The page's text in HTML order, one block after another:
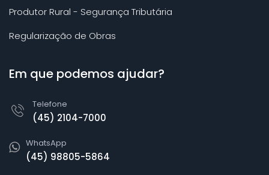
Produtor Rural - Segurança Tributária
Regularização de Obras
Em que podemos ajudar?
Telefone
(45) 2104-7000
WhatsApp
(45) 98805-5864